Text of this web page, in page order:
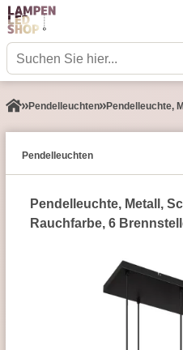
Pendel­leuchten Pendelleuchte,
Pendel­leuchten
Pendelleuchte, Metall,
Rauchfarbe, 6